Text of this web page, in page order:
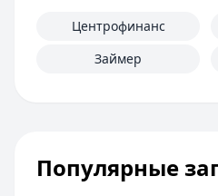
Центрофинанс
Займер
Популярные